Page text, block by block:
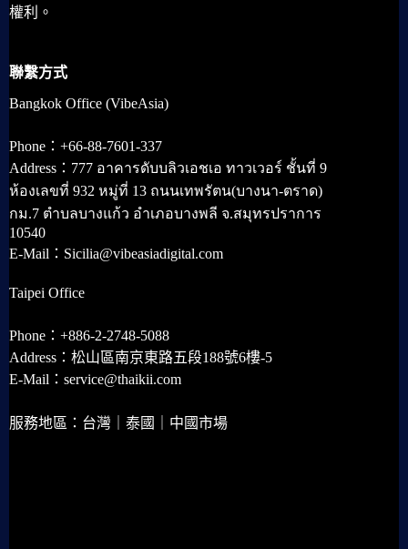
權利。
聯繫方式
Bangkok Office (VibeAsia)
Phone：+66-88-7601-337
Address：777 อาคารดับบลิวเอชเอ ทาวเวอร์ ชั้นที่ 9
ห้องเลขที่ 932 หมู่ที่ 13 ถนนเทพรัตน(บางนา-ตราด)
กม.7 ตำบลบางแก้ว อำเภอบางพลี จ.สมุทรปราการ
10540
E-Mail：Sicilia@vibeasiadigital.com
Taipei Office
Phone：+886-2-2748-5088
Address：松山區南京東路五段188號6樓-5
E-Mail：service@thaikii.com
服務地區：台灣｜泰國｜中國市場